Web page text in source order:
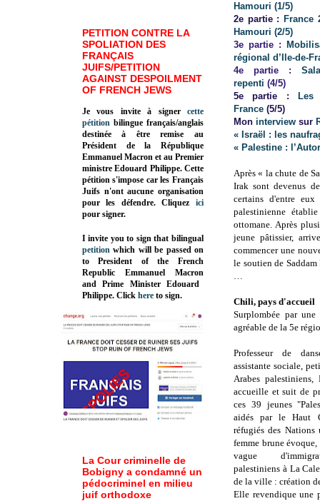
Hamouri (1/5)
2e partie : France
Hamouri (2/5)
3e partie :
régional d’Ile-de-
4e partie :
repenti (4/5)
5e partie :
Les
France (5/5)
Mon interview sur
« Israël : les
« Palestine :
Après « la chute de
Irak sont devenus
certains d'entre
palestinienne
ottomane. Après
jeune pâtissier,
commencer une
le soutien de
…
Chili, pays d'accueil
Surplombée par
agréable de la 5e
Professeur de
assistante sociale,
Arabes
accueille et suit de
ces 39 jeunes
aidés par le Haut
réfugiés des Nations
femme brune
vague
palestiniens à La
de la ville : création
Elle revendique une
PETITION CONTRE LA
SPOLIATION DES
FRANÇAIS
JUIFS/PETITION
AGAINST DESPOILMENT
OF FRENCH JEWS
Je vous invite à signer cette
pétition bilingue français/anglais
destinée à être remise au
Président de la République
Emmanuel Macron et au Premier
ministre Edouard Philippe. Cette
pétition s'impose car les Français
Juifs n'ont aucune organisation
pour les défendre. Cliquez
ici
pour signer.
I invite you to sign that bilingual
petition which will be passed on
to President of the French
Republic Emmanuel Macron
and Prime MinisterEdouard
Philippe. Click here to sign.
La Cour criminelle de
Bobigny a condamné un
pédocriminel en milieu
juif orthodoxe